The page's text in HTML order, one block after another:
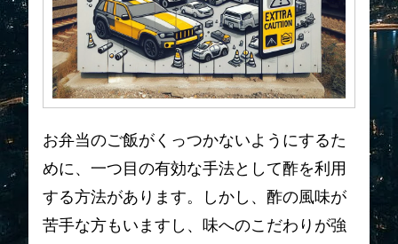
お弁当のご飯がくっつかないようにするた
めに、一つ目の有効な手法として酢を利用
する方法があります。しかし、酢の風味が
苦手な方もいますし、味へのこだわりが強